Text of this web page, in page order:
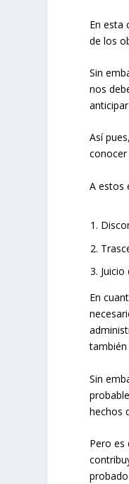
En esta
de los
Sin
nos
Así
A estos
En
Sin
hechos
Pero es